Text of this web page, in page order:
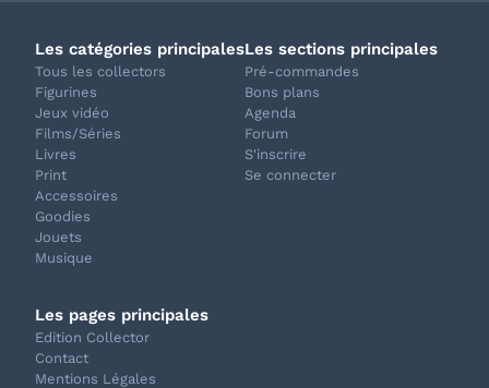
Les catégories principales
Tous les collectors
Figurines
Jeux vidéo
Films/Séries
Livres
Print
Accessoires
Goodies
Jouets
Musique
Les sections principales
Pré-commandes
Bons plans
Agenda
Forum
S'inscrire
Se connecter
Les pages principales
Edition Collector
Contact
Mentions Légales